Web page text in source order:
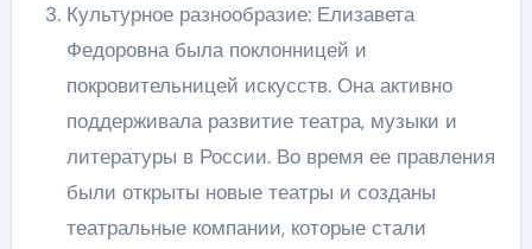
Культурное разнообразие: Елизавета
Федоровна была поклонницей и
покровительницей искусств. Она активно
поддерживала развитие театра, музыки и
литературы в России. Во время ее правления
были открыты новые театры и созданы
театральные компании, которые стали